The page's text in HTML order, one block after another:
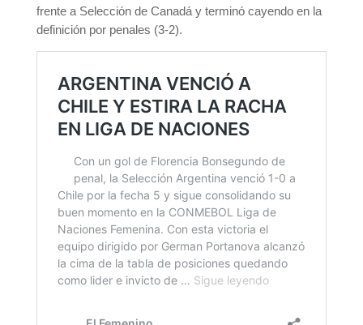
frente a Selección de Canadá y terminó cayendo en la
definición por penales (3-2).